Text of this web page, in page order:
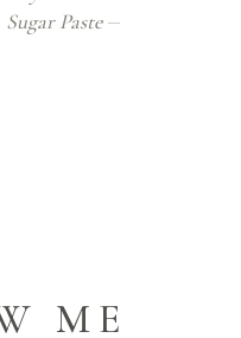
Sugar Paste
ME